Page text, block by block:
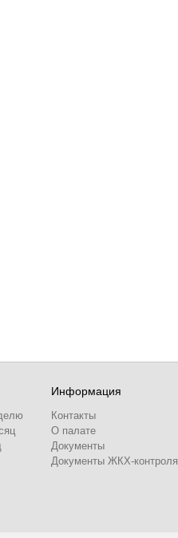
Информация
Контакты
О палате
Документы
Документы ЖКХ-контроля